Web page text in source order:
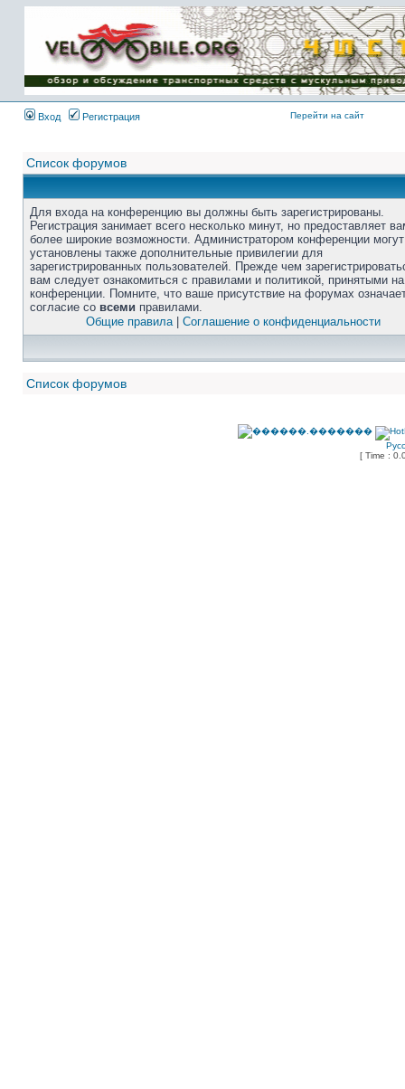
Вход Регистрация Перейти на сайт
Список форумов
Для входа на конференцию вы должны быть зарегистрированы.
Регистрация занимает всего несколько минут, но предоставляет
более широкие возможности. Администратором конференции
установлены также дополнительные привилегии для
зарегистрированных пользователей. Прежде чем
вам следует ознакомиться с правилами и политикой, принятыми на
конференции. Помните, что ваше присутствие на форумах
согласие со всеми правилами.
Общие правила| Соглашение о конфиденциальности
Список форумов
[ Time :